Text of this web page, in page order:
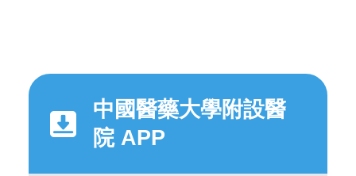
中國醫藥大學附設醫
院 APP